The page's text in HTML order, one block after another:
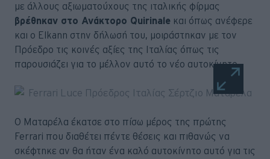
με άλλους αξιωματούχους της ιταλικής φίρμας
βρέθηκαν στο Ανάκτορο Quirinale και όπως ανέφερε
και ο Elkann στην δήλωσή του, μοιράστηκαν με τον
Πρόεδρο τις κοινές αξίες της Ιταλίας όπως τις
παρουσιάζει για το μέλλον αυτό το νέο αυτοκίνητο.
Ο Ματαρέλα έκατσε στο πίσω μέρος της πρώτης
Ferrari που διαθέτει πέντε θέσεις και πιθανώς να
σκέφτηκε αν θα ήταν ένα καλό αυτοκίνητο αυτό για τις